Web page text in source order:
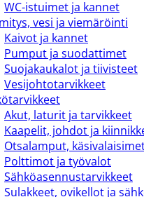
WC-istuimet ja kannet
vesi ja viemäröinti
Kaivot ja kannet
Pumput ja suodattimet
Suojakaukalot ja tiivisteet
Vesijohtotarvikkeet
Akut, laturit ja tarvikkeet
Kaapelit, johdot ja
Otsalamput,
Polttimot ja työvalot
Sähköasennustarvikkeet
Sulakkeet, ovikellot ja